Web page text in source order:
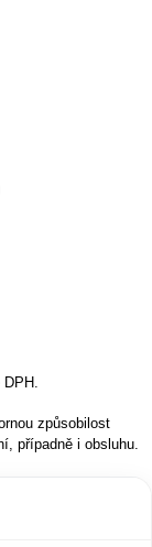
způsobilost
případně i obsluhu.